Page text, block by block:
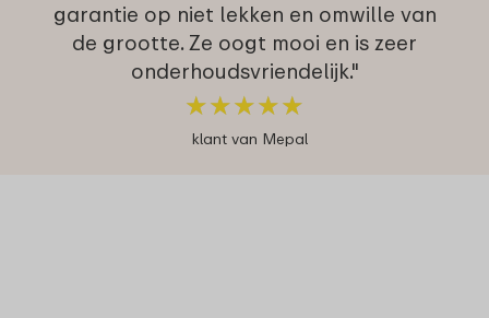
garantie op niet lekken en omwille van
de grootte. Ze oogt mooi en is zeer
onderhoudsvriendelijk."
★★★★★
★★★★★
klant van Mepal